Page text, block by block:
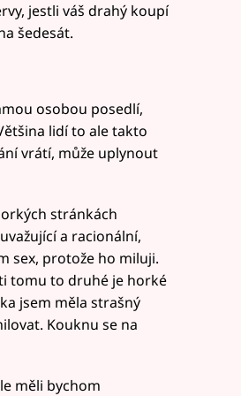
jestli váš drahý koupí
šedesát.
osobou posedlí,
lidí to ale takto
vrátí, může uplynout
stránkách
a racionální,
sex, protože ho miluji.
tomu to druhé je horké
jsem měla strašný
Kouknu se na
měli bychom